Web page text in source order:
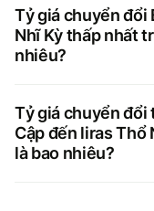
Tỷ giá chuyển đổi
Nhĩ Kỳ thấp nhất
nhiêu?
Tỷ giá chuyển đổi
Cập đến liras Thổ
là bao nhiêu?